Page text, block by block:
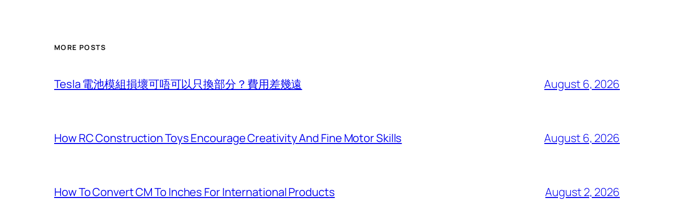
MORE POSTS
Tesla 電池模組損壞可唔可以只換部分？費用差幾遠 August 6, 2026
How RC Construction Toys Encourage Creativity And Fine Motor Skills August 6, 2026
How To Convert CM To Inches For International Products August 2, 2026